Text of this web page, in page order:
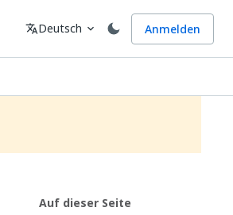
Sprache
translateDeutsch expand_more Anmelden
Auf dieser Seite